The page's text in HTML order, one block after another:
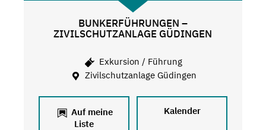
BUNKERFÜHRUNGEN –
ZIVILSCHUTZANLAGE GÜDINGEN
Exkursion / Führung
Zivilschutzanlage Güdingen
Auf meine
Liste
Kalender